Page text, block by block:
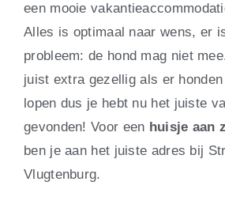
een mooie
Alles is optimaal naar wens, er
probleem: de hond mag niet
juist extra gezellig als er
lopen dus je hebt nu het juiste
gevonden! Voor een huisje aan
ben je aan het juiste adres bij
Vlugtenburg.